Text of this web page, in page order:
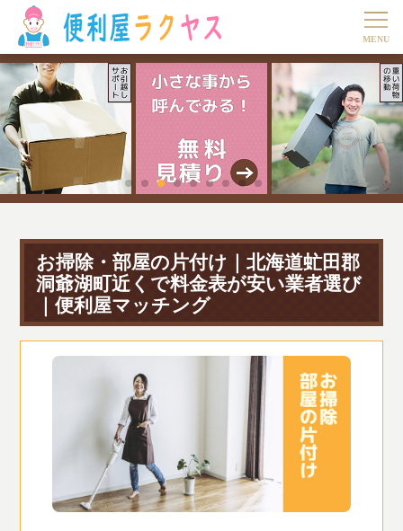
お掃除・部屋の片付け｜北海道虻田郡
洞爺湖町近くで料金表が安い業者選び
｜便利屋マッチング